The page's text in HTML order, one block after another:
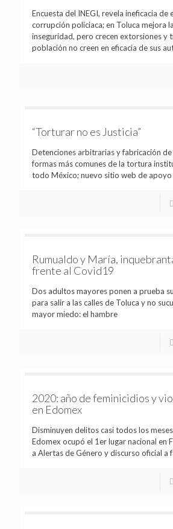
Encuesta del INEGI, revela ineficacia de
corrupción policiaca; en Toluca mejora
inseguridad, pero crecen extorsiones y
población no creen en eficacia de sus
“Torturar no es Justicia”
Detenciones arbitrarias y fabricación de
formas más comunes de la tortura
todo México; nuevo sitio web de apoyo
Rumualdo y María,
frente al Covid19
Dos adultos mayores ponen a prueba
para salir a las calles de Toluca y no
mayor miedo: el hambre
2020: año de feminicidios y
en Edomex
Disminuyen delitos casi todos los
Edomex ocupó el 1er lugar nacional en
a Alertas de Género y discurso oficial a